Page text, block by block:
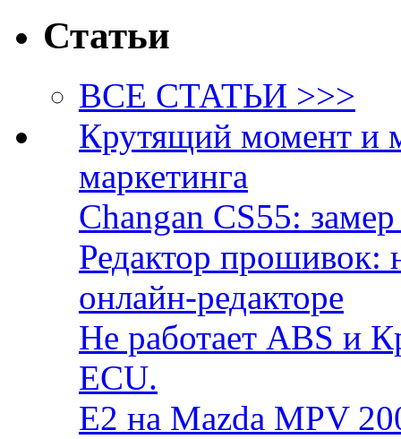
Статьи
ВСЕ СТАТЬИ >>>
Крутящий момент и
маркетинга
Changan CS55:
Редактор прошивок:
онлайн-редакторе
Не работает ABS и
ECU.
E2 на Mazda MPV